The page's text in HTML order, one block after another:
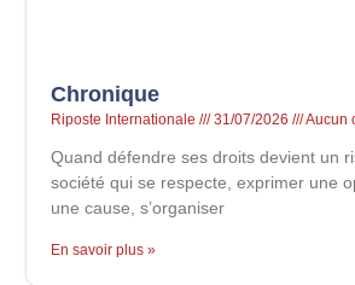
Chronique
Riposte Internationale 31/07/2026 Aucun
Quand défendre ses droits devient un
société qui se respecte, exprimer une
une cause, s’organiser
En savoir plus »